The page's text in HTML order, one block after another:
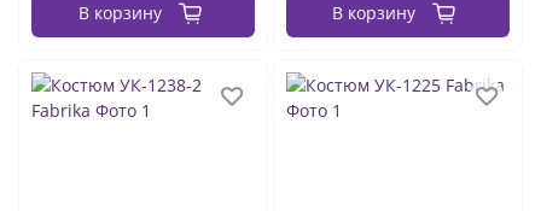
В корзину В корзину